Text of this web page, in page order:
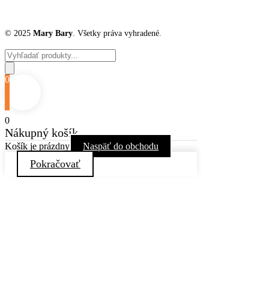
© 2025 Mary Bary. Všetky práva vyhradené.
Products
search
0
0
Nákupný košík
Košík je prázdny Naspäť do obchodu
Pokračovať